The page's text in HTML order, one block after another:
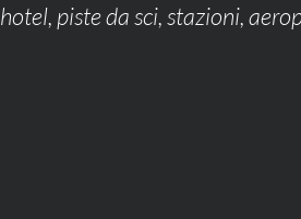
hotel, piste da sci, stazioni,